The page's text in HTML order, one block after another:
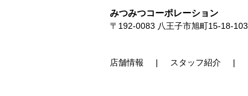
みつみつコーポレーション
〒192-0083 八王子市旭町15-18-103
店舗情報 スタッフ紹介